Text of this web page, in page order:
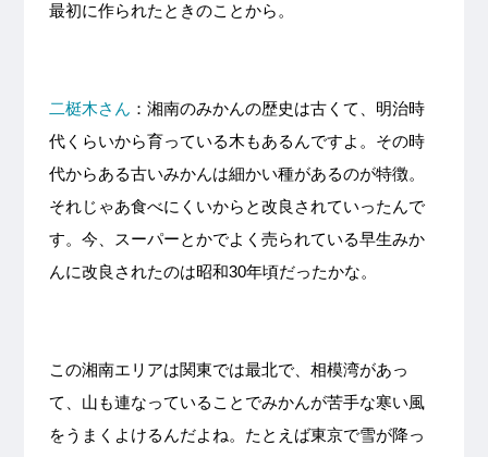
最初に作られたときのことから。
二梃木さん ：湘南のみかんの歴史は古くて、明治時
代くらいから育っている木もあるんですよ。その時
代からある古いみかんは細かい種があるのが特徴。
それじゃあ食べにくいからと改良されていったんで
す。今、スーパーとかでよく売られている早生みか
んに改良されたのは昭和30年頃だったかな。
この湘南エリアは関東では最北で、相模湾があっ
て、山も連なっていることでみかんが苦手な寒い風
をうまくよけるんだよね。たとえば東京で雪が降っ